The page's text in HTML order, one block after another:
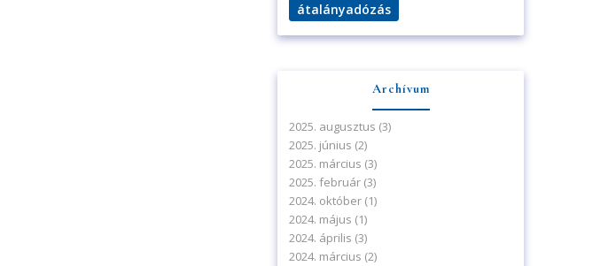
átalányadózás
Archívum
2025. augusztus (3)
2025. június (2)
2025. március (3)
2025. február(3)
2024. október(1)
2024. május (1)
2024. április (3)
2024. március (2)